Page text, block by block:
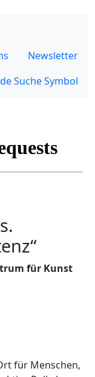
Newsletter
für Kunst
für Menschen,